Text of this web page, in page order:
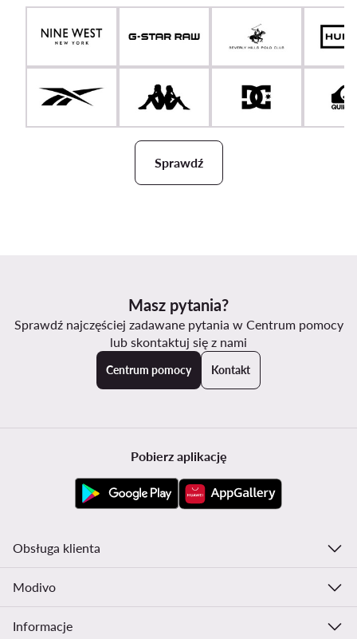
Sprawdź
Masz pytania?
Sprawdź najczęściej zadawane pytania w Centrum pomocy
lub skontaktuj się z nami
Centrum pomocy Kontakt
Pobierz aplikację
Obsługa klienta
Modivo
Informacje